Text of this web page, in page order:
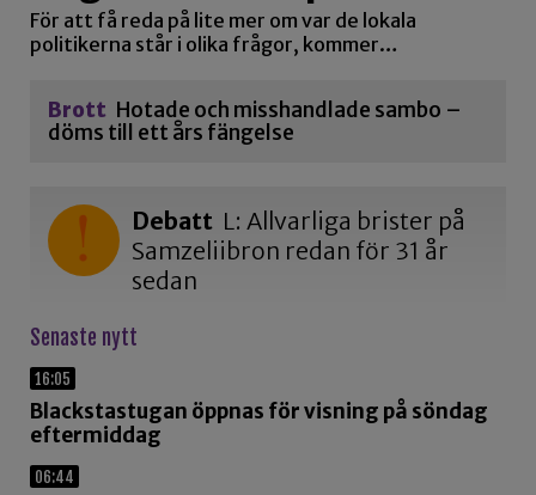
För att få reda på lite mer om var de lokala
politikerna står i olika frågor, kommer…
Brott Hotade och misshandlade sambo –
döms till ett års fängelse
Debatt L: Allvarliga brister på
Samzeliibron redan för 31 år
sedan
Senaste nytt
16:05
Blackstastugan öppnas för visning på söndag
eftermiddag
06:44